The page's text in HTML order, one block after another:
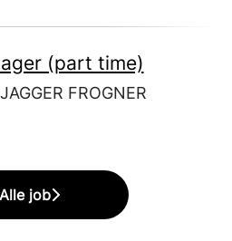
(part time)
JAGGER FROGNER
Alle job